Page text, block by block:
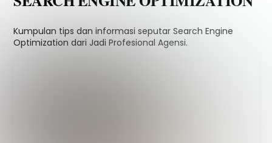
Kumpulan tips dan informasi seputar Search Engine
Optimization dari Jadi Profesional Agensi.